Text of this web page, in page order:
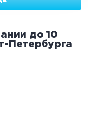
до 10
Петербурга